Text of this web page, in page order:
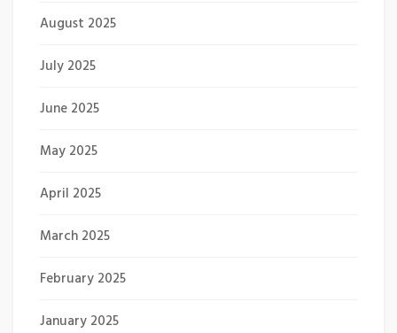
August 2025
July 2025
June 2025
May 2025
April 2025
March 2025
February 2025
January 2025